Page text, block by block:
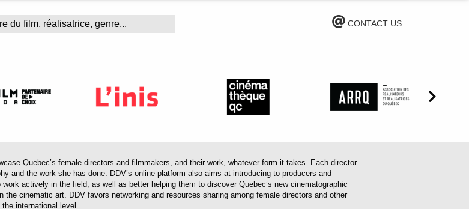
CONTACT US
Quebec’s female directors and filmmakers, and their work, whatever form it takes. Each director
and the work she has done. DDV’s online platform also aims at introducing to producers and
actively in the field, as well as better helping them to discover Quebec’s new cinematographic
cinematic art. DDV favors networking and resources sharing among female directors and other
international level.